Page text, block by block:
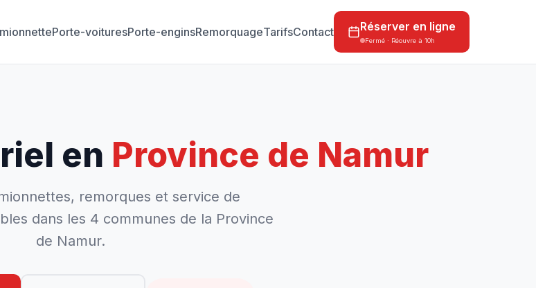
Porte-voituresPorte-enginsRemorquageTarifsContact Réserver en ligne
Fermé · Réouvre à 10h
en Province de Namur
remorques et service de
dans les 4 communes de la Province
de Namur.